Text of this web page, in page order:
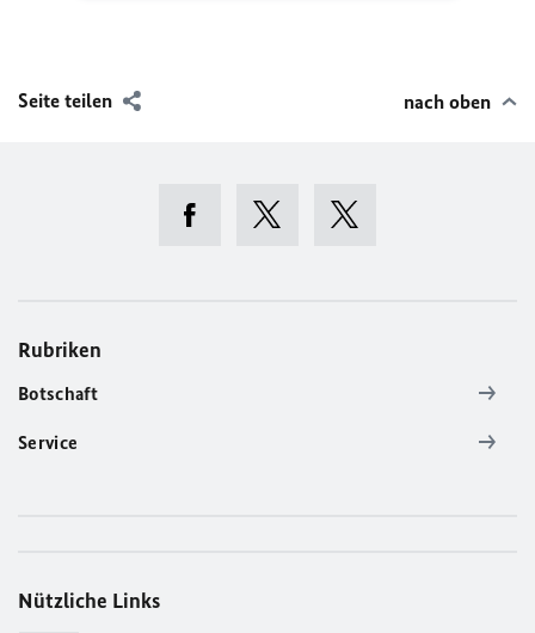
Seite teilen nach oben
Rubriken
Botschaft
Service
Nützliche Links